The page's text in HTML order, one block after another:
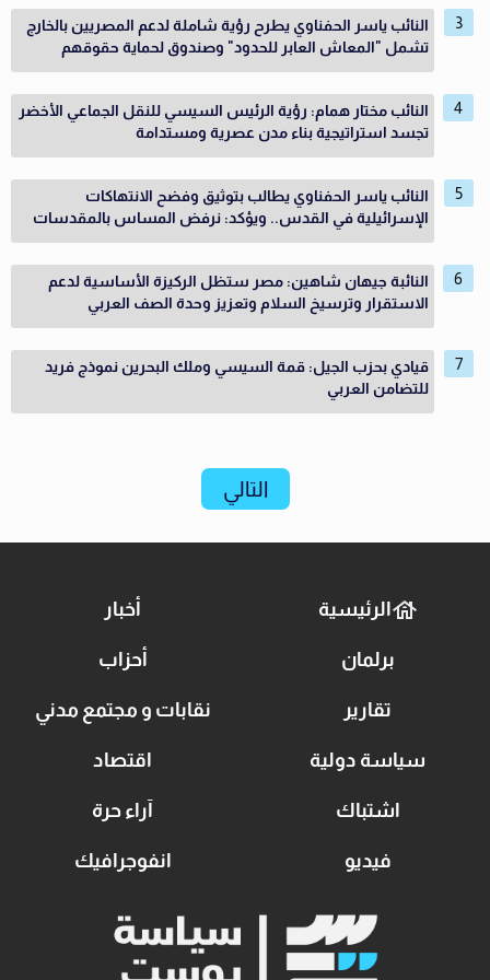
النائب ياسر الحفناوي يطرح رؤية شاملة لدعم المصريين بالخارج
تشمل "المعاش العابر للحدود" وصندوق لحماية حقوقهم
النائب مختار همام: رؤية الرئيس السيسي للنقل الجماعي الأخضر
تجسد استراتيجية بناء مدن عصرية ومستدامة
النائب ياسر الحفناوي يطالب بتوثيق وفضح الانتهاكات
الإسرائيلية في القدس.. ويؤكد: نرفض المساس بالمقدسات
النائبة جيهان شاهين: مصر ستظل الركيزة الأساسية لدعم
الاستقرار وترسيخ السلام وتعزيز وحدة الصف العربي
قيادي بحزب الجيل: قمة السيسي وملك البحرين نموذج فريد
للتضامن العربي
التالي
الرئيسية أخبار
برلمان أحزاب
تقارير نقابات و مجتمع مدني
سياسة دولية اقتصاد
اشتباك آراء حرة
فيديو انفوجرافيك